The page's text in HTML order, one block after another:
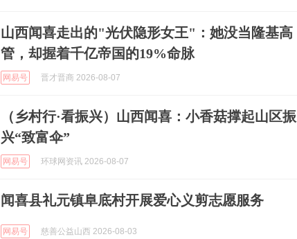
山西闻喜走出的"光伏隐形女王"：她没当隆基高
管，却握着千亿帝国的19%命脉
网易号 晋才晋商 2026-08-07
（乡村行·看振兴）山西闻喜：小香菇撑起山区振
兴“致富伞”
网易号 环球网资讯 2026-08-07
闻喜县礼元镇阜底村开展爱心义剪志愿服务
网易号 慈善公益山西 2026-08-03